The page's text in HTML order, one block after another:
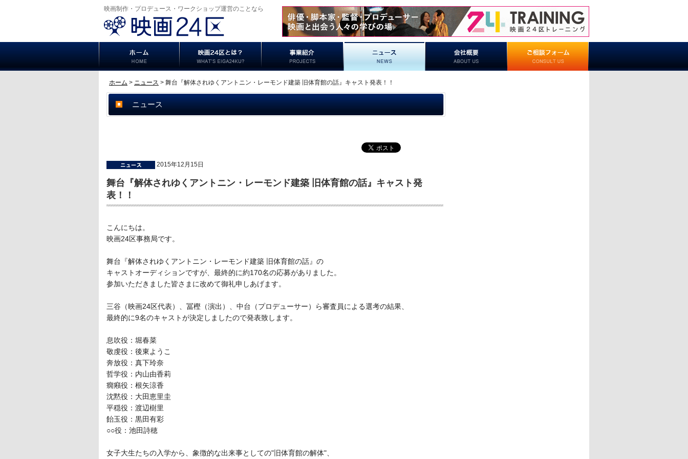
映画制作・プロデュース・ワークショップ運営のことなら
ホーム > ニュース > 舞台『解体されゆくアントニン・レーモンド建築 旧体育館の話』キャスト発表！！
ニュース
2015年12月15日
舞台『解体されゆくアントニン・レーモンド建築 旧体育館の話』キャスト発
表！！
こんにちは。
映画24区事務局です。
舞台『解体されゆくアントニン・レーモンド建築 旧体育館の話』の
キャストオーディションですが、最終的に約170名の応募がありました。
参加いただきました皆さまに改めて御礼申しあげます。
三谷（映画24区代表）、冨樫（演出）、中台（プロデューサー）ら審査員による選考の結果、
最終的に9名のキャストが決定しましたので発表致します。
息吹役：堀春菜
敬虔役：後東ようこ
奔放役：真下玲奈
哲学役：内山由香莉
癇癪役：根矢涼香
沈黙役：大田恵里圭
平穏役：渡辺樹里
飴玉役：黒田有彩
○○役：池田詩穂
女子大生たちの入学から、象徴的な出来事としての"旧体育館の解体"、